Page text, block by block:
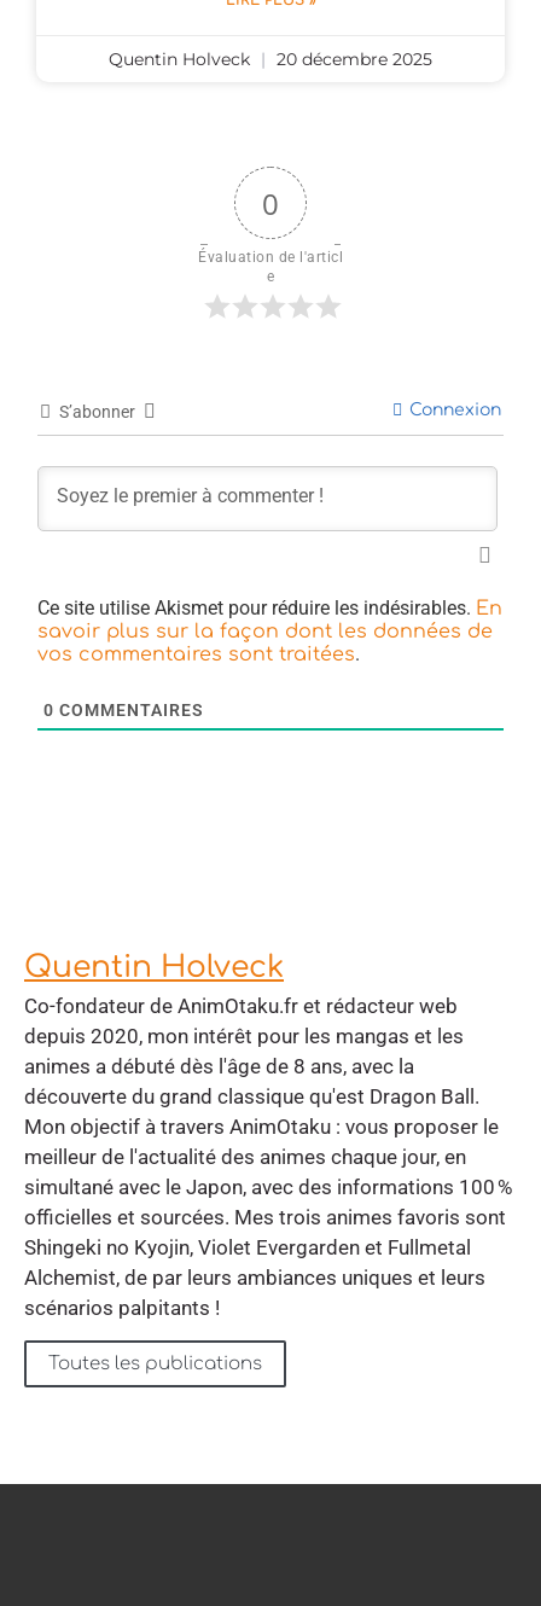
Quentin Holveck 20 décembre 2025
0
Évaluation de l'articl
e
S’abonner Connexion
Ce site utilise Akismet pour réduire les indésirables. En
savoir plus sur la façon dont les données de
vos commentaires sont traitées.
0 COMMENTAIRES
Quentin Holveck
Co-fondateur de AnimOtaku.fr et rédacteur web
depuis 2020, mon intérêt pour les mangas et les
animes a débuté dès l'âge de 8 ans, avec la
découverte du grand classique qu'est Dragon Ball.
Mon objectif à travers AnimOtaku : vous proposer le
meilleur de l'actualité des animes chaque jour, en
simultané avec le Japon, avec des informations 100 %
officielles et sourcées. Mes trois animes favoris sont
Shingeki no Kyojin, Violet Evergarden et Fullmetal
Alchemist, de par leurs ambiances uniques et leurs
scénarios palpitants !
Toutes les publications